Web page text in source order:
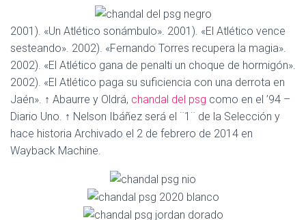
A
E
G
A
2001). «Un Atlético sonámbulo». 2001). «El Atlético vence
sesteando». 2002). «Fernando Torres recupera la magia».
2002). «El Atlético gana de penalti un choque de hormigón».
2002). «El Atlético paga su suficiencia con una derrota en
Jaén». ↑ Abaurre y Oldrá, chandal del psg como en el ’94 –
Diario Uno. ↑ Nelson Ibáñez será el ¨1¨ de la Selección y
hace historia Archivado el 2 de febrero de 2014 en
Wayback Machine.